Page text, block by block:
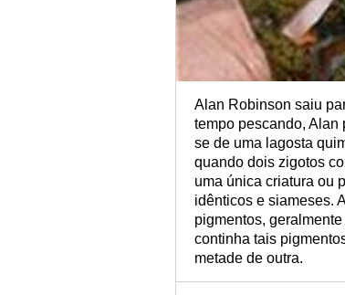
Alan Robinson saiu
tempo pescando, Alan
se de uma lagosta
quando dois zigotos
uma única criatura ou
idênticos e siameses.
pigmentos,
continha tais
metade de outra.